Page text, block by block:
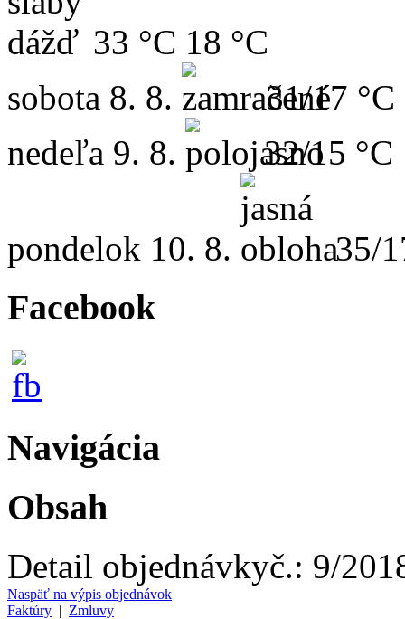
33 °C 18 °C
sobota 8. 8.
31/17 °C
nedeľa 9. 8. 32/15 °C
pondelok 10. 8. 35/
Facebook
Navigácia
Obsah
Detail objednávkyč.: 9/
Naspäť na výpis objednávok
Faktúry | Zmluvy